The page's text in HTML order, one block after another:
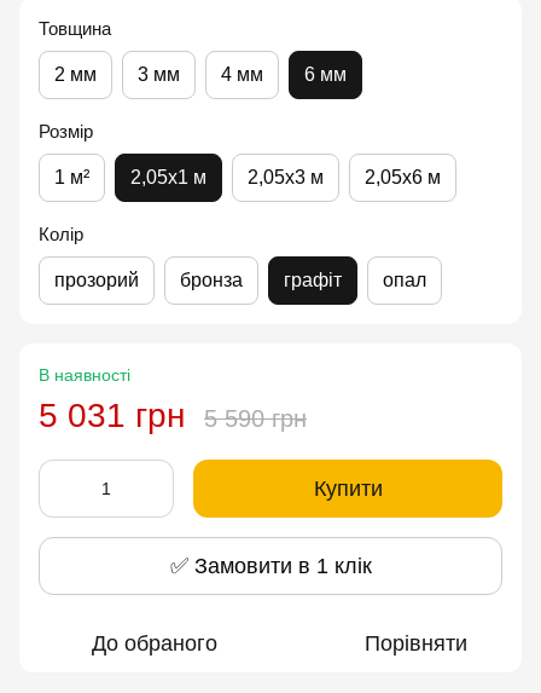
Товщина
2 мм 3 мм 4 мм 6 мм
Розмір
1 м² 2,05x1 м 2,05x3 м 2,05x6 м
Колір
прозорий бронза графіт опал
В наявності
5 031 грн 5 590 грн
Купити
✅ Замовити в 1 клік
До обраного Порівняти